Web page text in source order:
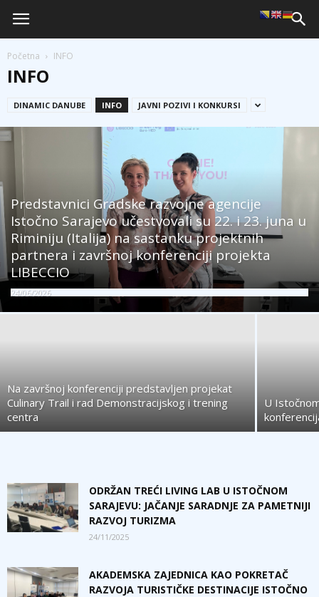
Početna INFO
INFO
DINAMIC DANUBE INFO JAVNI POZIVI I KONKURSI
Predstavnici Gradske razvojne agencije
Istočno Sarajevo učestvovali su 22. i 23. juna u
Riminiju (Italija) na sastanku projektnih
partnera i završnoj konferenciji projekta
LIBECCIO
24/06/2026
Na završnoj konferenciji predstavljen projekat
Culinary Trail i rad Demonstracijskog i trening
centra
U
ODRŽAN TREĆI LIVING LAB U ISTOČNOM
SARAJEVU: JAČANJE SARADNJE ZA PAMETNIJI
RAZVOJ TURIZMA
24/11/2025
AKADEMSKA ZAJEDNICA KAO POKRETAČ
RAZVOJA TURISTIČKE DESTINACIJE ISTOČNO